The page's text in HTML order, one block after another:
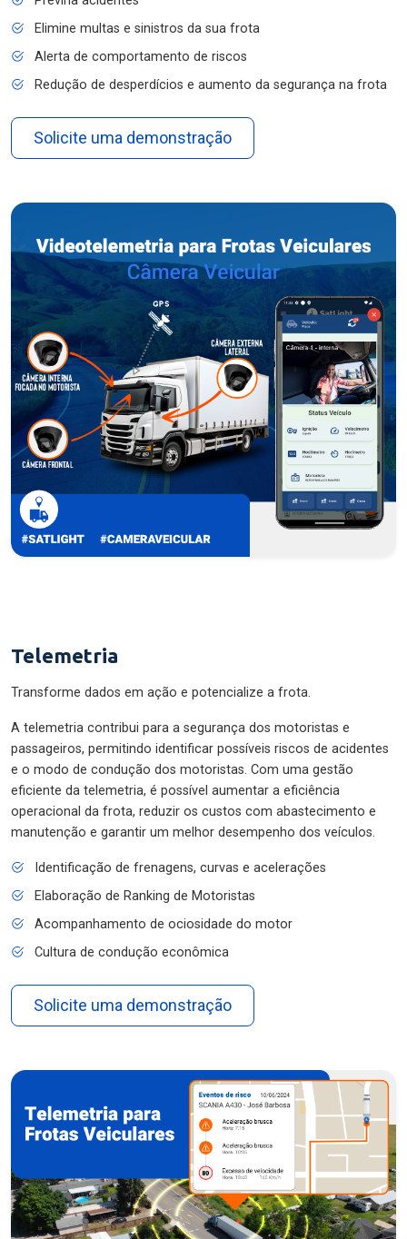
Elimine multas e sinistros da sua frota
Alerta de comportamento de riscos
Redução de desperdícios e aumento da segurança na frota
Solicite uma demonstração
Telemetria
Transforme dados em ação e potencialize a frota.
A telemetria contribui para a segurança dos motoristas e
passageiros, permitindo identificar possíveis riscos de acidentes
e o modo de condução dos motoristas. Com uma gestão
eficiente da telemetria, é possível aumentar a eficiência
operacional da frota, reduzir os custos com abastecimento e
manutenção e garantir um melhor desempenho dos veículos.
Identificação de frenagens, curvas e acelerações
Elaboração de Ranking de Motoristas
Acompanhamento de ociosidade do motor
Cultura de condução econômica
Solicite uma demonstração